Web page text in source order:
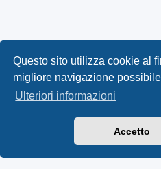
Questo sito utilizza cookie al
migliore navigazione possibile
Ulteriori informazioni
Accetto